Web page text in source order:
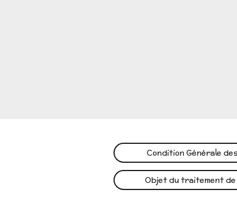
Condition Générale
Objet du traitement de